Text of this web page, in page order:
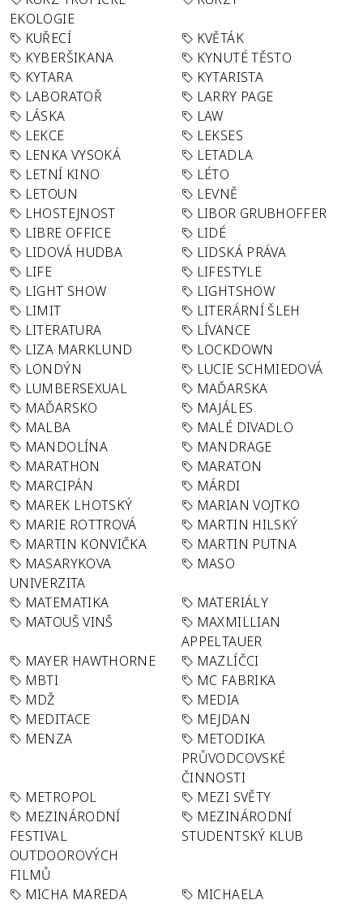
EKOLOGIE
KUŘECÍ
KVĚTÁK
KYBERŠIKANA
KYNUTÉ TĚSTO
KYTARA
KYTARISTA
LABORATOŘ
LARRY PAGE
LÁSKA
LAW
LEKCE
LEKSES
LENKA VYSOKÁ
LETADLA
LETNÍ KINO
LÉTO
LETOUN
LEVNĚ
LHOSTEJNOST
LIBOR GRUBHOFFER
LIBRE OFFICE
LIDÉ
LIDOVÁ HUDBA
LIDSKÁ PRÁVA
LIFE
LIFESTYLE
LIGHT SHOW
LIGHTSHOW
LIMIT
LITERÁRNÍ ŠLEH
LITERATURA
LÍVANCE
LIZA MARKLUND
LOCKDOWN
LONDÝN
LUCIE SCHMIEDOVÁ
LUMBERSEXUAL
MAĎARSKA
MAĎARSKO
MAJÁLES
MALBA
MALÉ DIVADLO
MANDOLÍNA
MANDRAGE
MARATHON
MARATON
MARCIPÁN
MÁRDI
MAREK LHOTSKÝ
MARIAN VOJTKO
MARIE ROTTROVÁ
MARTIN HILSKÝ
MARTIN KONVIČKA
MARTIN PUTNA
MASARYKOVA
UNIVERZITA
MASO
MATEMATIKA
MATERIÁLY
MATOUŠ VINŠ
MAXMILLIAN
APPELTAUER
MAYER HAWTHORNE
MAZLÍČCI
MBTI
MC FABRIKA
MDŽ
MEDIA
MEDITACE
MEJDAN
MENZA
METODIKA
PRŮVODCOVSKÉ
ČINNOSTI
METROPOL
MEZI SVĚTY
MEZINÁRODNÍ
FESTIVAL
OUTDOOROVÝCH
FILMŮ
MEZINÁRODNÍ
STUDENTSKÝ KLUB
MICHA MAREDA
MICHAELA